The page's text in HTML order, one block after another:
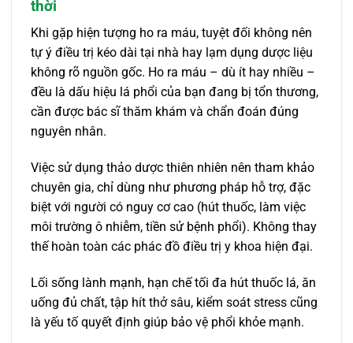
thời
Khi gặp hiện tượng ho ra máu, tuyệt đối không nên
tự ý điều trị kéo dài tại nhà hay lạm dụng dược liệu
không rõ nguồn gốc. Ho ra máu – dù ít hay nhiều –
đều là dấu hiệu lá phổi của bạn đang bị tổn thương,
cần được bác sĩ thăm khám và chẩn đoán đúng
nguyên nhân.
Việc sử dụng thảo dược thiên nhiên nên tham khảo
chuyên gia, chỉ dùng như phương pháp hỗ trợ, đặc
biệt với người có nguy cơ cao (hút thuốc, làm việc
môi trường ô nhiễm, tiền sử bệnh phổi). Không thay
thế hoàn toàn các phác đồ điều trị y khoa hiện đại.
Lối sống lành mạnh, hạn chế tối đa hút thuốc lá, ăn
uống đủ chất, tập hít thở sâu, kiểm soát stress cũng
là yếu tố quyết định giúp bảo vệ phổi khỏe mạnh.